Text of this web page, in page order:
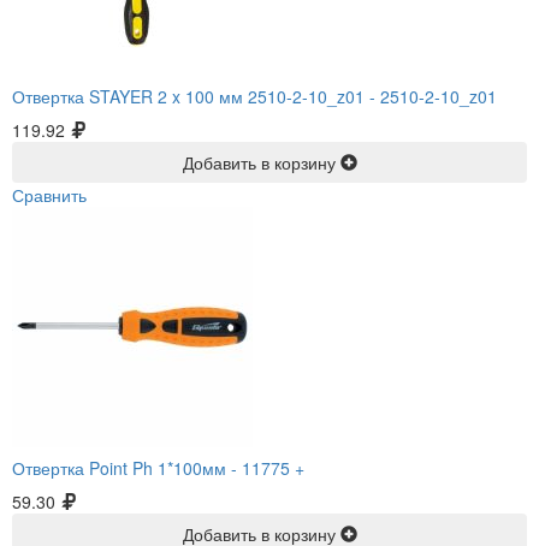
Отвертка STAYER 2 x 100 мм 2510-2-10_z01 - 2510-2-10_z01
119.92
Добавить в корзину
Сравнить
Отвертка Point Ph 1*100мм - 11775 +
59.30
Добавить в корзину